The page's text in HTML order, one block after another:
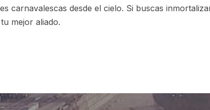
carnavalescas desde el cielo. Si buscas
mejor aliado.